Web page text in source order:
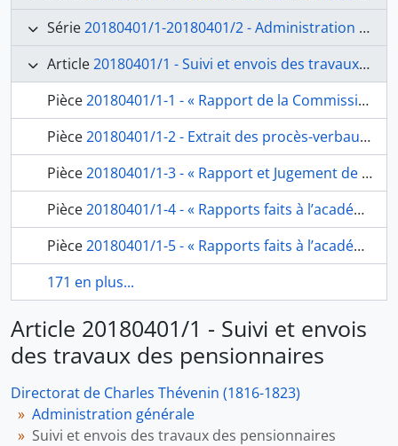
Série20180401/1-20180401/2 - Administration générale
Article20180401/1 - Suivi et envois des travaux des pensionnaires
Pièce20180401/1-1 - « Rapport de la Commission nommée par l’académie Royale des Beaux arts, sur les ouvrages de peinture, l’architecture, de gravure et composition musicale, envoyés par les Pensionnaires de l’académie de france à Rome », de Quatremère de Quincy, secrétaire perpétuel de la classe des Beaux-arts, à l’Académie de France à Rome, fol. 1-12
Pièce20180401/1-2 - Extrait des procès-verbaux des séances des 5 septembre, 17 octobre, 30 octobre et 7 septembre 1818 : « rapport de la Section de peinture, sur les tableaux envoyés de Rome par M.M. les pensionnaires », de Quatremère de Quincy, secrétaire perpétuel de la classe des Beaux-arts à l’l’Académie de France à Rome, fol. 13-18
Pièce20180401/1-3 - « Rapport et Jugement de l’Académie Royale des Beaux arts, sur les ouvrages de MM. Les pensionnaires peintres à l’Ecole de Rome », de Quatremère de Quincy, secrétaire perpétuel de la classe des Beaux-arts à l’l’Académie de France à Rome, fol. 19-28
Pièce20180401/1-4 - « Rapports faits à l’académie Royale des Beaux arts et approuvés par elle sur les ouvrages de MM. Les Pensionnaires du Roi à l’Académie de france à Rome envoyés en l’année 1819 », de Quatremère de Quincy, secrétaire perpétuel de la classe des Beaux-arts à l’Académie de France à Rome, fol. 29-32
Pièce20180401/1-5 - « Rapports faits à l’académie Royale des Beaux arts et approuvés par elle sur les ouvrages de MM. Les Pensionnaires du Roi à l’académie de france à Rome envoyés en l’année 1821 », de Quatremère de Quincy, secrétaire perpétuel de la classe des Beaux-arts à l’Académie de France à Rome, fol. 33-36
171 en plus...
Article 20180401/1 - Suivi et envois
des travaux des pensionnaires
Directorat de Charles Thévenin (1816-1823)
Administration générale
Suivi et envois des travaux des pensionnaires